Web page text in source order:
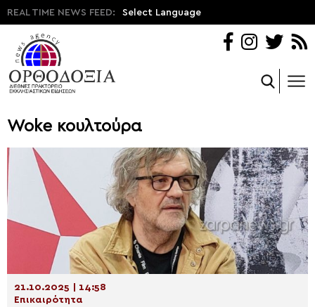
REAL TIME NEWS FEED: Select Language
Woke κουλτούρα
21.10.2025 | 14:58
Επικαιρότητα